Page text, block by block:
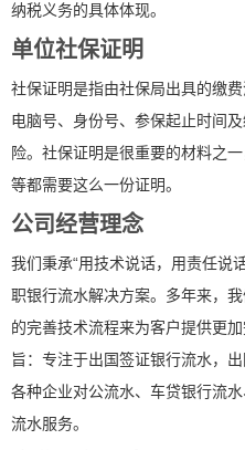
纳税义务的具体体现。
单位社保证明
社保证明是指由社保局出具的缴
电脑号、身份号、参保起止时间
险。社保证明是很重要的材料之
等都需要这么一份证明。
公司经营理念
我们秉承“用技术说话，用责任说
职银行流水解决方案。多年来，
的完善技术流程来为客户提供更
旨：专注于出国签证银行流水，
各种企业对公流水、车贷银行流
流水服务。